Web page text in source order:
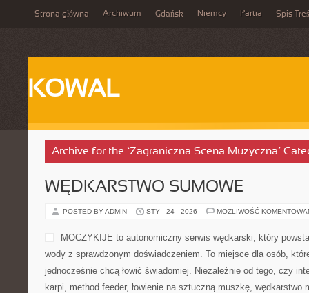
Strona główna Archiwum Gdańsk Niemcy Partia Spis
KOWAL
Archive for the ‘Zagraniczna Scena Muzyczna’
WĘDKARSTWO SUMOWE
POSTED BY ADMIN STY - 24 - 2026 MOŻLIWOŚĆ
MOCZYKIJE to autonomiczny serwis wędkarski, który
wody z sprawdzonym doświadczeniem. To miejsce dla osób,
jednocześnie chcą łowić świadomiej. Niezależnie od tego, czy
karpi, method feeder, łowienie na sztuczną muszkę, wędkarstwo